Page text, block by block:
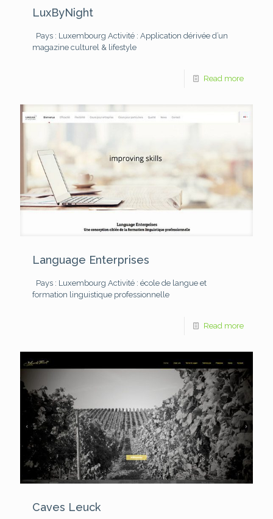
LuxByNight
Pays : Luxembourg Activité : Application dérivée d’un
magazine culturel & lifestyle
Read more
Language Enterprises
Pays : Luxembourg Activité : école de langue et
formation linguistique professionnelle
Read more
Caves Leuck